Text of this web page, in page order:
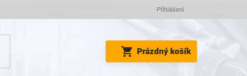
Přihlášení
NÁKUPNÍ
KOŠÍK
Prázdný košík